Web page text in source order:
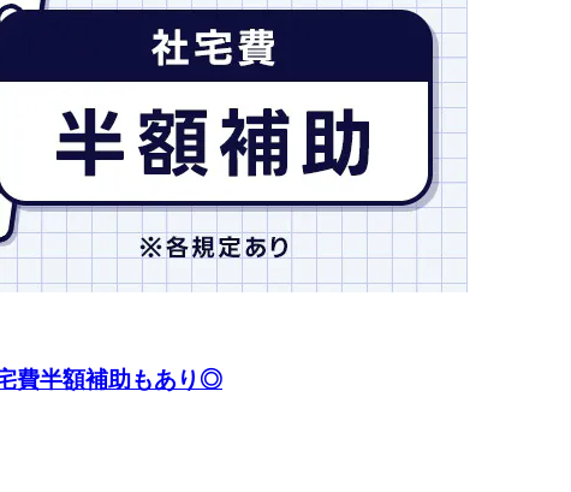
費半額補助もあり◎